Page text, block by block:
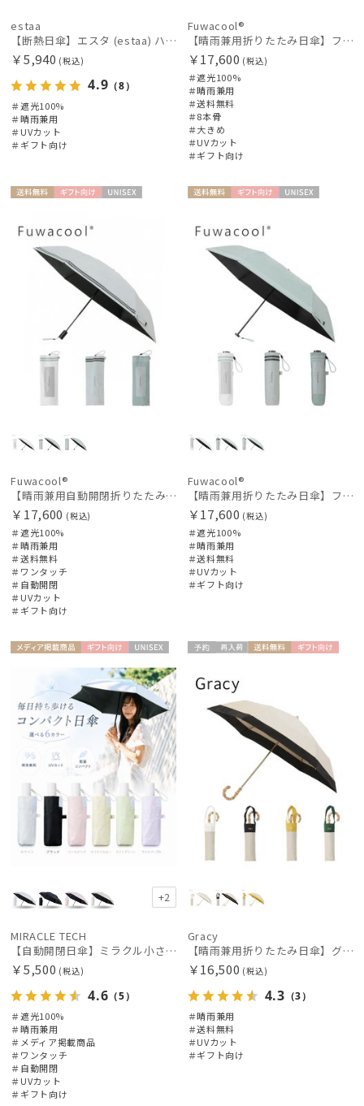
estaa
【断熱日傘】エスタ (estaa) ハニカム断熱パラソル 晴雨兼用 遮光100 UV100
￥5,940 (税込)
4.9 （8）
＃遮光100%
＃晴雨兼用
＃UVカット
＃ギフト向け
Fuwacool®
【晴雨兼用折りたたみ日傘】フワクールRウェブロン（FuwacoolR）ワンポイントロゴ 遮光100 UV100 簡単開閉 大きめ60cm
￥17,600 (税込)
＃遮光100%
＃晴雨兼用
＃送料無料
＃8本骨
＃大きめ
＃UVカット
＃ギフト向け
料
Fuwacool®
【晴雨兼用自動開閉折りたたみ日傘】フワクール®（Fuwacool®）ダブルライン 遮光100 UV100 ワンタッチ開閉
￥17,600 (税込)
＃遮光100%
＃晴雨兼用
＃送料無料
＃ワンタッチ
＃自動開閉
＃UVカット
＃ギフト向け
料
Fuwacool®
【晴雨兼用折りたたみ日傘】フワクール®（Fuwacool®）ダブルライン 遮光100 UV100 簡単開閉
￥17,600 (税込)
＃遮光100%
＃晴雨兼用
＃送料無料
＃UVカット
＃ギフト向け
向け
X
+2
MIRACLE TECH
【自動開閉日傘】ミラクル小さい傘 ミラクルテックプロ (MIRACLE TECH Pro) 晴雨兼用 遮光100 ワンタッチ開閉
￥5,500 (税込)
4.6 （5）
＃遮光100%
＃晴雨兼用
＃メディア掲載商品
＃ワンタッチ
＃自動開閉
＃UVカット
＃ギフト向け
荷
WOME
N
Gracy
【晴雨兼用折りたたみ日傘】グレイシー (Gracy) Natural bicolor 遮光99% 遮熱 UV99％ 簡単開閉
￥16,500 (税込)
4.3 （3）
＃晴雨兼用
＃送料無料
＃UVカット
＃ギフト向け